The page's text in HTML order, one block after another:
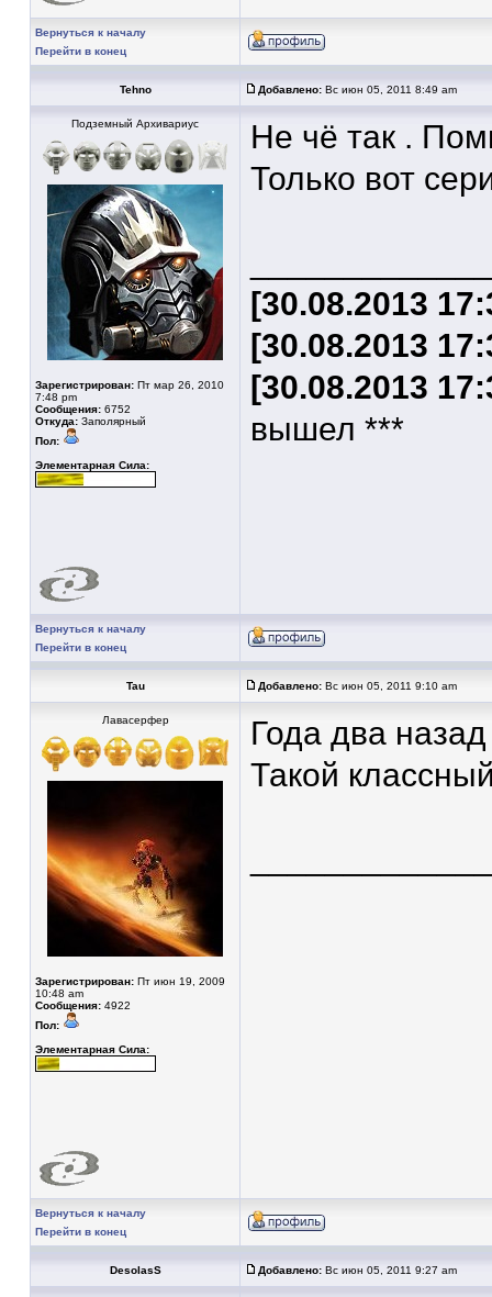
Вернуться к началу
Перейти в конец
Tehnо Добавлено: Вс июн 05, 2011 8:49 am
Подземный Архивариус
Зарегистрирован: Пт мар 26, 2010
7:48 pm
Сообщения: 6752
Откуда: Заполярный
Пол:
Элементарная Сила:
Не чё так .
Только вот
[30.08.2013
[30.08.2013
[30.08.2013
вышел ***
Вернуться к началу
Перейти в конец
Tau Добавлено: Вс июн 05, 2011 9:10 am
Лавасерфер
Зарегистрирован: Пт июн 19, 2009
10:48 am
Сообщения: 4922
Пол:
Элементарная Сила:
Года два
Такой
Вернуться к началу
Перейти в конец
DesolasS Добавлено: Вс июн 05, 2011 9:27 am